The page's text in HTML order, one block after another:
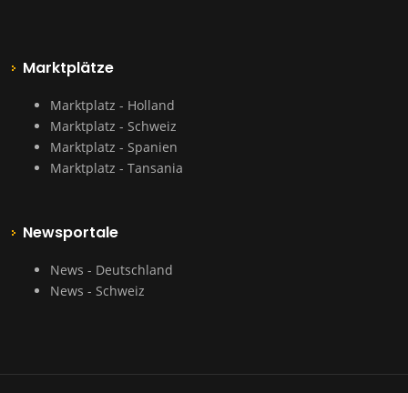
Marktplätze
Marktplatz - Holland
Marktplatz - Schweiz
Marktplatz - Spanien
Marktplatz - Tansania
Newsportale
News - Deutschland
News - Schweiz